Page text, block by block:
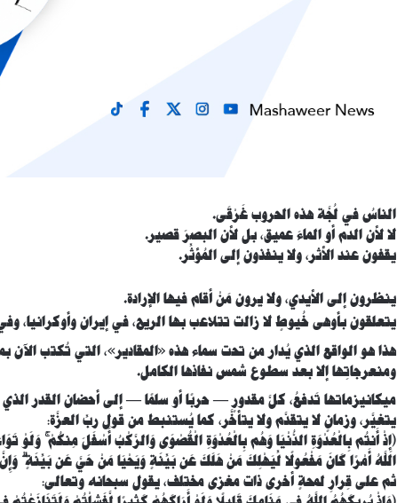
الناسُ في لُجَّة هذه الحروب غَرْقَى.
لا لأن الدم أو الماءَ عميق، بل لأن البصرَ قصير.
يقفون عند الأثر، ولا ينفذون إلى المُؤثِّر.
ينظرون إلى الأيدي، ولا يرون مَنْ أقام فيها الإرادة.
يتعلقون بأوهى خُيوطٍ لا زالت تتلاعب بها الريح، في إيران وأوكرانيا،
هذا هو الواقع الذي يُدار من تحت سماء هذه «المقادير»، التي تُكتب الآن
ومنعرجاتِها إلا بعد سطوع شمس نفاذها الكامل.
ميكانيزماتها تَدفعُ، كلَّ مقدورٍ — حربًا أو سلمًا — إلى أحضان القدر
يتغيَّر، وزمانٍ لا يتقدَّم ولا يتأخَّر، كما يُستنبط من قول ربِّ العزَّة:
﴿إِذْ أَنتُم بِالْعُدْوَةِ الدُّنْيَا وَهُم بِالْعُدْوَةِ الْقُصْوَى وَالرَّكْبُ أَسْفَلَ مِنكُمْ ۚ وَلَوْ
اللَّهُ أَمْرًا كَانَ مَفْعُولًا لِّيَهْلِكَ مَنْ هَلَكَ عَن بَيِّنَةٍ وَيَحْيَا مَنْ حَيَّ عَن بَيِّنَةٍ
ثم على قِرارِ لمحةٍ أخرى ذات مغزى مختلف، يقول سبحانه وتعالى: